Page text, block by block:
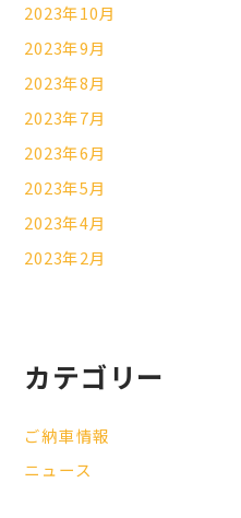
2023年10月
2023年9月
2023年8月
2023年7月
2023年6月
2023年5月
2023年4月
2023年2月
カテゴリー
ご納車情報
ニュース